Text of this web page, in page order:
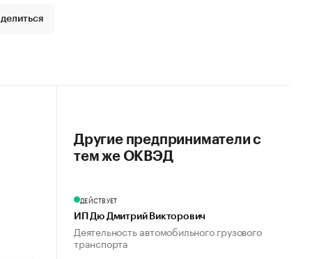
Другие предприниматели с
тем же ОКВЭД
ДЕЙСТВУЕТ
ИП Дю Дмитрий Викторович
Деятельность автомобильного грузового
транспорта